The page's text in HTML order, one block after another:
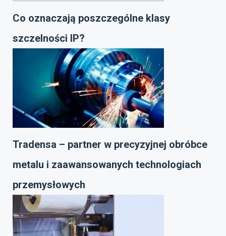
Co oznaczają poszczególne klasy
szczelności IP?
Tradensa – partner w precyzyjnej obróbce
metalu i zaawansowanych technologiach
przemysłowych